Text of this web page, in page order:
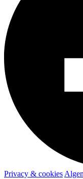
Privacy & cookies